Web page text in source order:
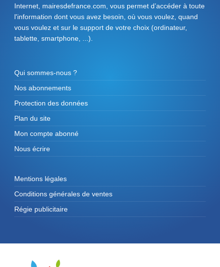
Internet, mairesdefrance.com, vous permet d’accéder à toute
l'information dont vous avez besoin, où vous voulez, quand
vous voulez et sur le support de votre choix (ordinateur,
tablette, smartphone, ...).
Qui sommes-nous ?
Nos abonnements
Protection des données
Plan du site
Mon compte abonné
Nous écrire
Mentions légales
Conditions générales de ventes
Régie publicitaire